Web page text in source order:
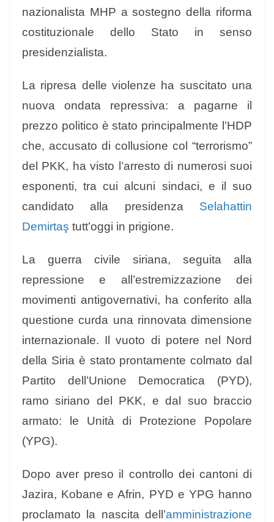
nazionalista MHP a sostegno della riforma
costituzionale dello Stato in senso
presidenzialista.
La ripresa delle violenze ha suscitato una
nuova ondata repressiva: a pagarne il
prezzo politico è stato principalmente l’HDP
che, accusato di collusione col “terrorismo”
del PKK, ha visto l’arresto di numerosi suoi
esponenti, tra cui alcuni sindaci, e il suo
candidato alla presidenza Selahattin
Demirtaş tutt’oggi in prigione.
La guerra civile siriana, seguita alla
repressione e all’estremizzazione dei
movimenti antigovernativi, ha conferito alla
questione curda una rinnovata dimensione
internazionale. Il vuoto di potere nel Nord
della Siria è stato prontamente colmato dal
Partito dell’Unione Democratica (PYD),
ramo siriano del PKK, e dal suo braccio
armato: le Unità di Protezione Popolare
(YPG).
Dopo aver preso il controllo dei cantoni di
Jazira, Kobane e Afrin, PYD e YPG hanno
proclamato la nascita dell’amministrazione